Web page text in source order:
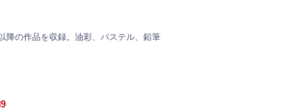
降の作品を収録。油彩、パステル、鉛筆